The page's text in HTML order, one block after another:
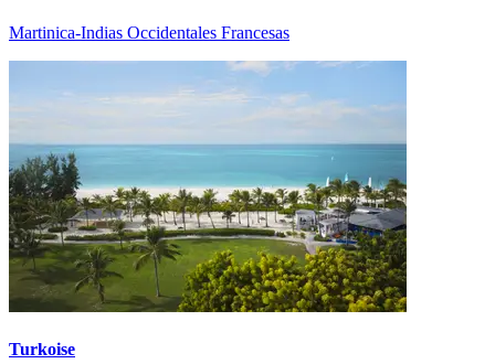
Martinica-Indias Occidentales Francesas
Turkoise